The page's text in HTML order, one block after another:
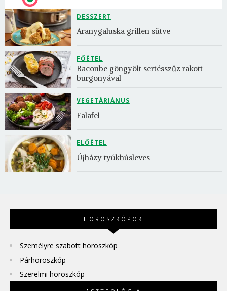
DESSZERT
Aranygaluska grillen sütve
FŐÉTEL
Baconbe göngyölt sertésszűz rakott
burgonyával
VEGETÁRIÁNUS
Falafel
ELŐÉTEL
Újházy tyúkhúsleves
HOROSZKÓPOK
Személyre szabott horoszkóp
Párhoroszkóp
Szerelmi horoszkóp